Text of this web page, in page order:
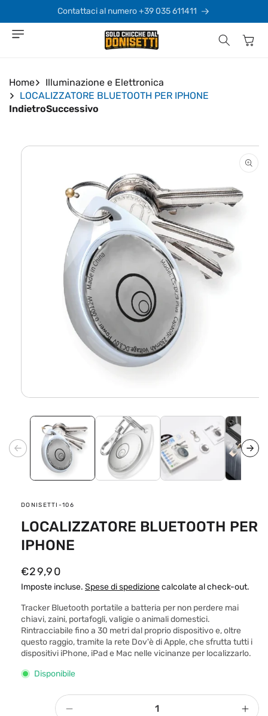
direttamente
ai contenuti
Contattaci al numero +39 035 611411
Carrello
Home
Illuminazione e Elettronica
LOCALIZZATORE BLUETOOTH PER IPHONE
IndietroSuccessivo
sul prodotto
multimediali
finestra
modale
SKU:
DONISETTI-106
LOCALIZZATORE BLUETOOTH PER
IPHONE
P
r
e
z
z
o
d
€29,90
Imposte incluse. Spese di spedizionecalcolate al check-out.
Tracker Bluetooth portatile a batteria per non perdere mai
chiavi, zaini, portafogli, valigie o animali domestici.
Rintracciabile fino a 30 metri dal proprio dispositivo e, oltre
questo raggio, tramite la rete Dov'è di Apple, che sfrutta tutti i
dispositivi iPhone, iPad e Mac nelle vicinanze per localizzarlo.
Disponibile
Quantità